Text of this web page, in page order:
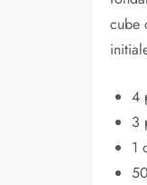
cube
4
3
1